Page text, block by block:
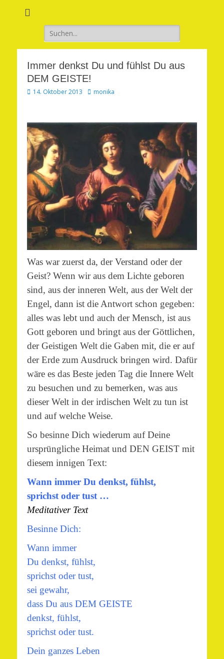
Suchen
nach:
Immer denkst Du und fühlst Du aus
DEM GEISTE!
Veröffentlicht
14. Oktober 2013 Autor
monika
Was war zuerst da, der Verstand oder der
Geist? Wenn wir aus dem Lichte geboren
sind, aus der inneren Welt, aus der Welt der
Engel, dann ist die Antwort schon gegeben:
alles was lebt und auch der Mensch, ist aus
Gott geboren und bringt aus der Göttlichen,
der Geistigen Welt die Gaben mit, die er auf
der Erde zum Ausdruck bringen wird. Dafür
wäre es das Beste jeden Tag die Innere Welt
zu besuchen und zu bemerken, was aus
dieser Welt in der irdischen Welt zu tun ist
und auf welche Weise.
So besinne Dich wiederum auf Deine
ursprüngliche Heimat und DEN GEIST mit
diesem innigen Text:
Wann immer Du denkst, fühlst,
sprichst oder tust …
Meditativer Text
Besinne Dich:
Wann immer
Du denkst, fühlst,
sprichst oder tust,
sei gewahr,
dass Du aus DEM GEISTE
denkst, fühlst,
sprichst oder tust.
Dein ganzes Leben